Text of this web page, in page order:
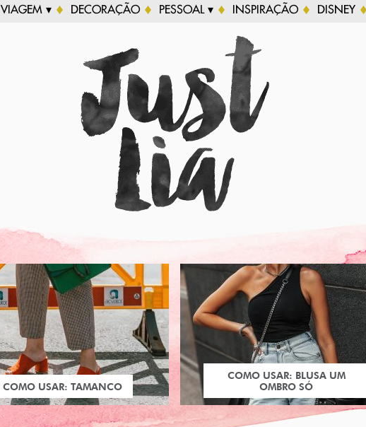
VIAGEM ▾ DECORAÇÃO PESSOAL ▾ INSPIRAÇÃO DISNEY
COMO USAR: TAMANCO
COMO USAR: BLUSA UM
OMBRO SÓ